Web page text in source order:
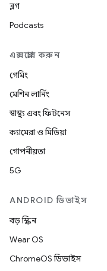
ব্লগ
Podcasts
এক্সপ্লোর করুন
গেমিং
মেশিন লার্নিং
স্বাস্থ্য এবং ফিটনেস
ক্যামেরা ও মিডিয়া
গোপনীয়তা
5G
ANDROID ডিভাইস
বড় স্ক্রিন
Wear OS
ChromeOS ডিভাইস